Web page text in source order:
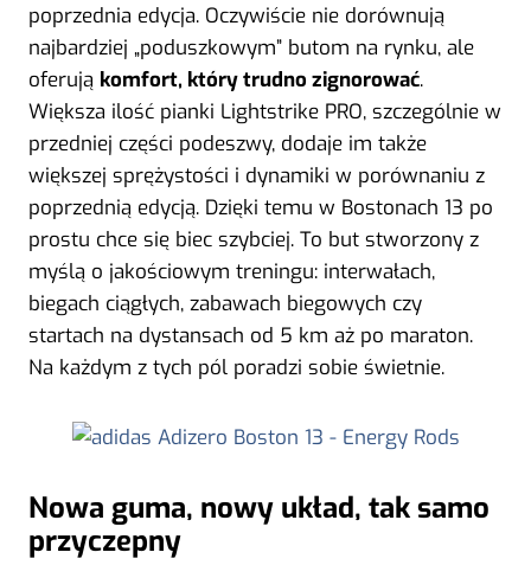
poprzednia edycja. Oczywiście nie dorównują
najbardziej „poduszkowym” butom na rynku, ale
oferują komfort, który trudno zignorować.
Większa ilość pianki Lightstrike PRO, szczególnie w
przedniej części podeszwy, dodaje im także
większej sprężystości i dynamiki w porównaniu z
poprzednią edycją. Dzięki temu w Bostonach 13 po
prostu chce się biec szybciej. To but stworzony z
myślą o jakościowym treningu: interwałach,
biegach ciągłych, zabawach biegowych czy
startach na dystansach od 5 km aż po maraton.
Na każdym z tych pól poradzi sobie świetnie.
Nowa guma, nowy układ, tak samo
przyczepny